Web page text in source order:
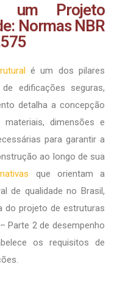
um Projeto
Normas NBR
é um dos pilares
edificações seguras,
detalha a concepção
dimensões e
para garantir a
ao longo de sua
que orientam a
de qualidade no Brasil,
do projeto de estruturas
Parte 2 de desempenho
os requisitos de